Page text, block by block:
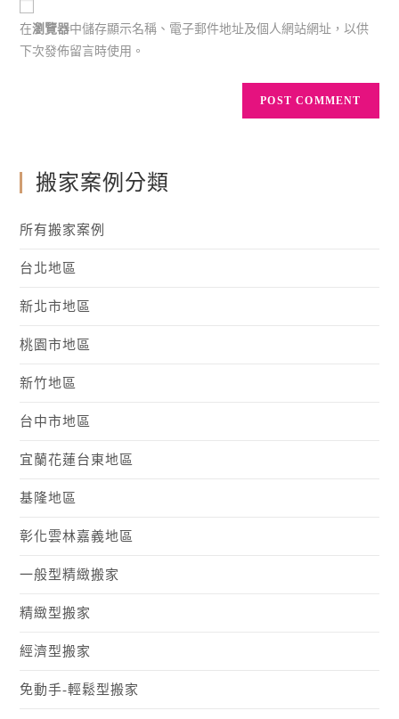
在瀏覽器中儲存顯示名稱、電子郵件地址及個人網站網址，以供
下次發佈留言時使用。
搬家案例分類
所有搬家案例
台北地區
新北市地區
桃園市地區
新竹地區
台中市地區
宜蘭花蓮台東地區
基隆地區
彰化雲林嘉義地區
一般型精緻搬家
精緻型搬家
經濟型搬家
免動手-輕鬆型搬家